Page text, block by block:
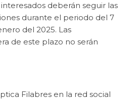
deberán seguir las
durante el periodo del 7
del 2025. Las
de este plazo no serán
Filabres en la red social